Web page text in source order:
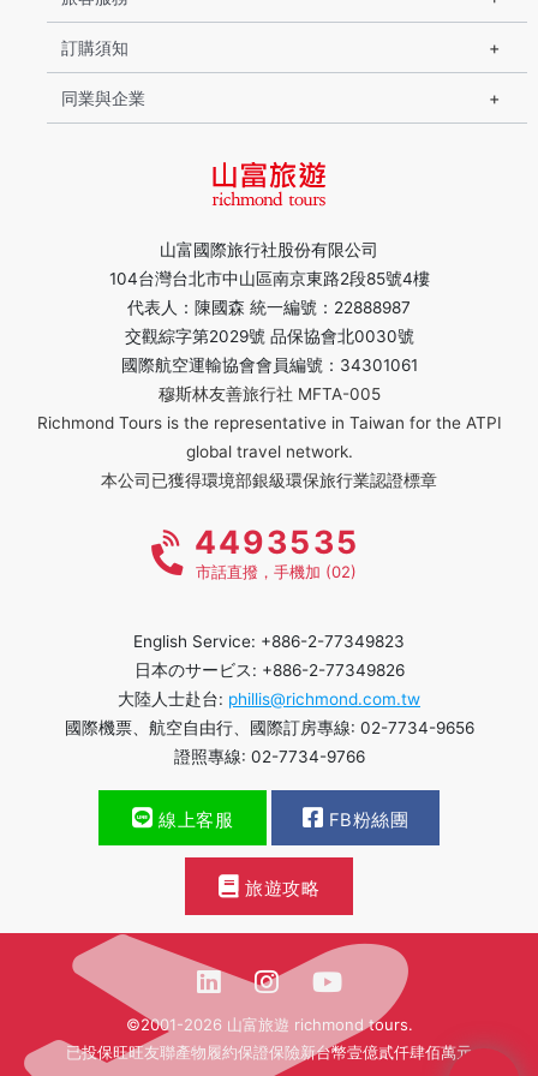
山富國際旅行社股份有限公司
104台灣台北市中山區南京東路2段85號4樓
代表人：陳國森 統一編號：22888987
交觀綜字第2029號 品保協會北0030號
國際航空運輸協會會員編號：34301061
穆斯林友善旅行社 MFTA-005
Richmond Tours is the representative in Taiwan for the ATPI
global travel network.
本公司已獲得環境部銀級環保旅行業認證標章
訂購須知
同業與企業
4493535
市話直撥，手機加 (02)
English Service: +886-2-77349823
日本のサービス: +886-2-77349826
大陸人士赴台: phillis@richmond.com.tw
國際機票、航空自由行、國際訂房專線: 02-7734-9656
證照專線: 02-7734-9766
線上客服 FB粉絲團
旅遊攻略
©2001-2026 山富旅遊 richmond tours.
已投保旺旺友聯產物履約保證保險新台幣壹億貳仟肆佰萬元